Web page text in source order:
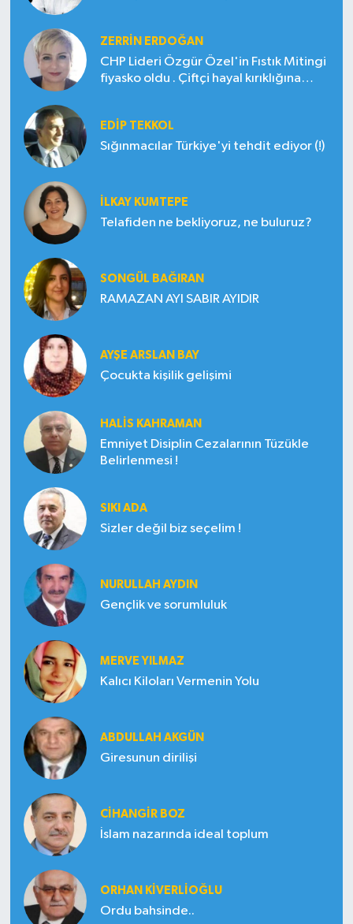
ZERRIN ERDOĞAN
CHP Lideri Özgür Özel'in Fıstık Mitingi
fiyasko oldu . Çiftçi hayal kırıklığına
EDIP TEKKOL
Sığınmacılar Türkiye'yi tehdit ediyor (!)
İLKAY KUMTEPE
Telafiden ne bekliyoruz, ne buluruz?
SONGÜL BAĞIRAN
RAMAZAN AYI SABIR AYIDIR
AYŞE ARSLAN BAY
Çocukta kişilik gelişimi
HALIS KAHRAMAN
Emniyet Disiplin Cezalarının Tüzükle
Belirlenmesi !
SIKI ADA
Sizler değil biz seçelim !
NURULLAH AYDIN
Gençlik ve sorumluluk
MERVE YILMAZ
Kalıcı Kiloları Vermenin Yolu
ABDULLAH AKGÜN
Giresunun dirilişi
CIHANGIR BOZ
İslam nazarında ideal toplum
ORHAN KIVERLIOĞLU
Ordu bahsinde..